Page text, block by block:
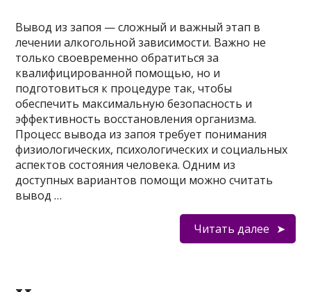
Вывод из запоя — сложный и важный этап в
лечении алкогольной зависимости. Важно не
только своевременно обратиться за
квалифицированной помощью, но и
подготовиться к процедуре так, чтобы
обеспечить максимальную безопасность и
эффективность восстановления организма.
Процесс вывода из запоя требует понимания
физиологических, психологических и социальных
аспектов состояния человека. Одним из
доступных вариантов помощи можно считать
вывод …
Читать далее